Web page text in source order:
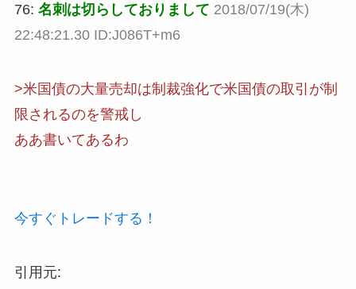
76: 名刺は切らしておりまして 2018/07/19(木)
22:48:21.30 ID:J086T+m6
>米国債の大量売却は制裁強化で米国債の取引が制
限されるのを警戒し
ああ書いてあるわ
今すぐトレードする！
引用元: